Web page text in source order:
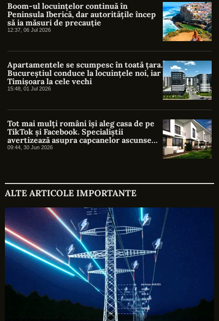
Boom-ul locuințelor continuă în
Peninsula Iberică, dar autoritățile încep
să ia măsuri de precauție
12:37, 06 Jul 2026
Apartamentele se scumpesc în toată țara.
Bucureștiul conduce la locuințele noi, iar
Timișoara la cele vechi
15:48, 01 Jul 2026
Tot mai mulți români își aleg casa de pe
TikTok și Facebook. Specialiștii
avertizează asupra capcanelor ascunse
din ofertele online
09:44, 30 Jun 2026
ALTE ARTICOLE IMPORTANTE